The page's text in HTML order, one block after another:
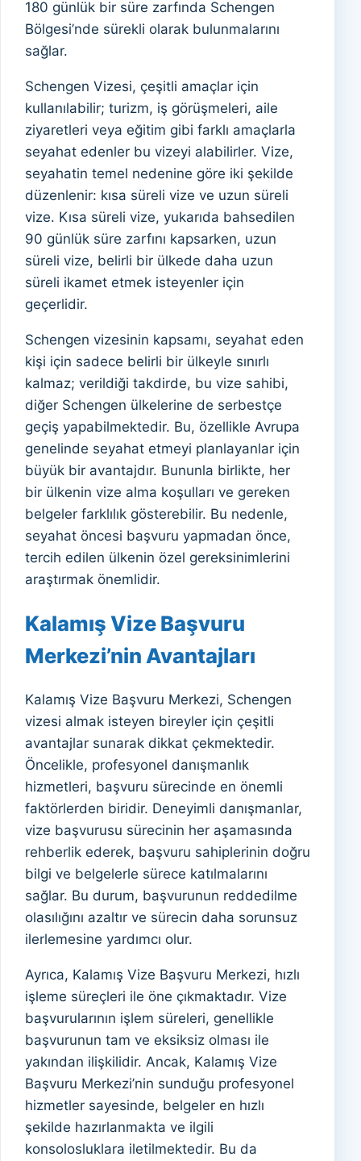
180 günlük bir süre zarfında Schengen
Bölgesi’nde sürekli olarak bulunmalarını
sağlar.
Schengen Vizesi, çeşitli amaçlar için
kullanılabilir; turizm, iş görüşmeleri, aile
ziyaretleri veya eğitim gibi farklı amaçlarla
seyahat edenler bu vizeyi alabilirler. Vize,
seyahatin temel nedenine göre iki şekilde
düzenlenir: kısa süreli vize ve uzun süreli
vize. Kısa süreli vize, yukarıda bahsedilen
90 günlük süre zarfını kapsarken, uzun
süreli vize, belirli bir ülkede daha uzun
süreli ikamet etmek isteyenler için
geçerlidir.
Schengen vizesinin kapsamı, seyahat eden
kişi için sadece belirli bir ülkeyle sınırlı
kalmaz; verildiği takdirde, bu vize sahibi,
diğer Schengen ülkelerine de serbestçe
geçiş yapabilmektedir. Bu, özellikle Avrupa
genelinde seyahat etmeyi planlayanlar için
büyük bir avantajdır. Bununla birlikte, her
bir ülkenin vize alma koşulları ve gereken
belgeler farklılık gösterebilir. Bu nedenle,
seyahat öncesi başvuru yapmadan önce,
tercih edilen ülkenin özel gereksinimlerini
araştırmak önemlidir.
Kalamış Vize Başvuru
Merkezi’nin Avantajları
Kalamış Vize Başvuru Merkezi, Schengen
vizesi almak isteyen bireyler için çeşitli
avantajlar sunarak dikkat çekmektedir.
Öncelikle, profesyonel danışmanlık
hizmetleri, başvuru sürecinde en önemli
faktörlerden biridir. Deneyimli danışmanlar,
vize başvurusu sürecinin her aşamasında
rehberlik ederek, başvuru sahiplerinin doğru
bilgi ve belgelerle sürece katılmalarını
sağlar. Bu durum, başvurunun reddedilme
olasılığını azaltır ve sürecin daha sorunsuz
ilerlemesine yardımcı olur.
Ayrıca, Kalamış Vize Başvuru Merkezi, hızlı
işleme süreçleri ile öne çıkmaktadır. Vize
başvurularının işlem süreleri, genellikle
başvurunun tam ve eksiksiz olması ile
yakından ilişkilidir. Ancak, Kalamış Vize
Başvuru Merkezi’nin sunduğu profesyonel
hizmetler sayesinde, belgeler en hızlı
şekilde hazırlanmakta ve ilgili
konsolosluklara iletilmektedir. Bu da